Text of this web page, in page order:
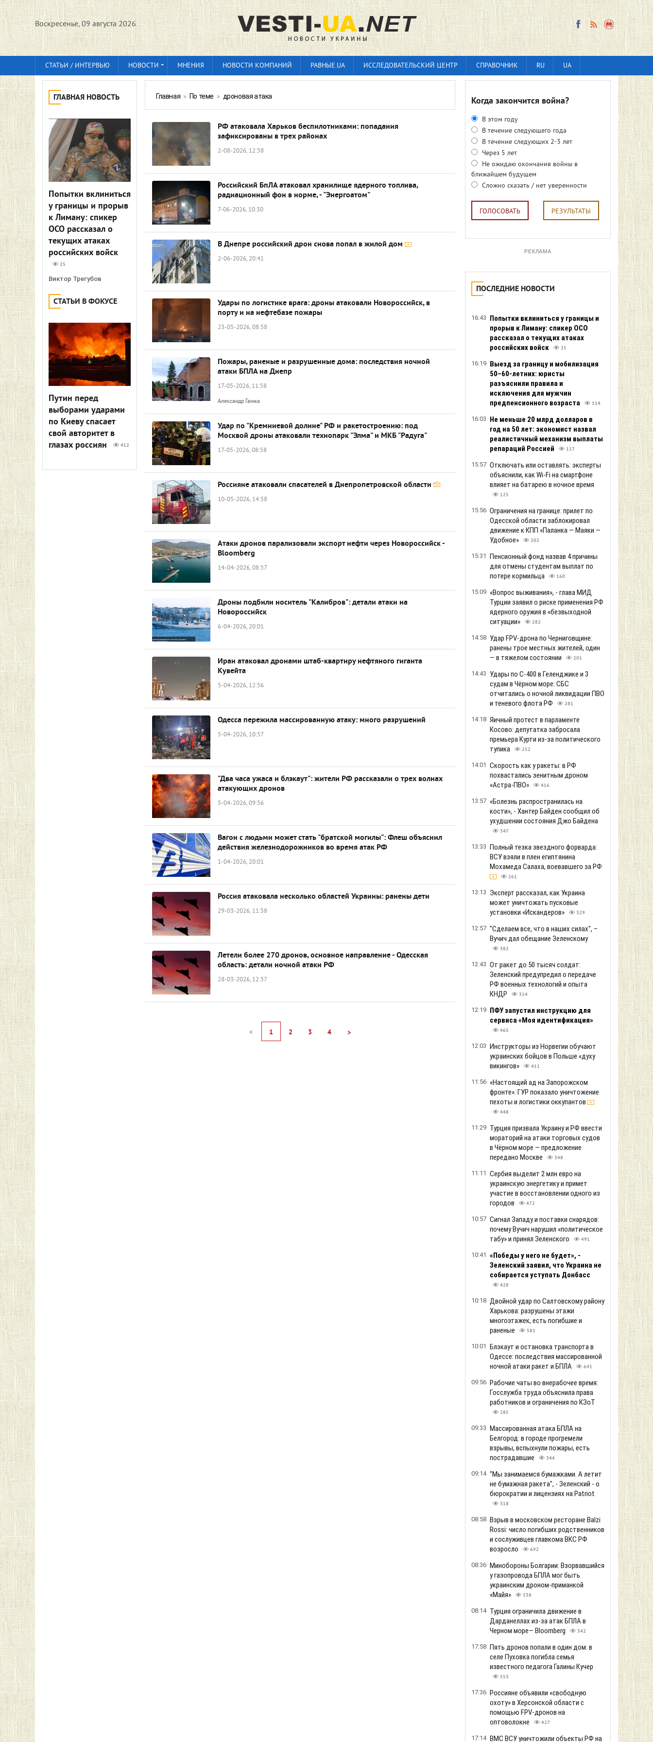
Воскресенье, 09 августа 2026
СТАТЬИ / ИНТЕРВЬЮ НОВОСТИ МНЕНИЯ НОВОСТИ КОМПАНИЙ РАВНЫЕ.UA ИССЛЕДОВАТЕЛЬСКИЙ ЦЕНТР СПРАВОЧНИК RU UA
ГЛАВНАЯ НОВОСТЬ
Попытки вклиниться
у границы и прорыв
к Лиману: спикер
ОСО рассказал о
текущих атаках
российских войск
25
Виктор Трегубов
СТАТЬИ В ФОКУСЕ
Путин перед
выборами ударами
по Киеву спасает
свой авторитет в
глазах россиян
412
Главная » По теме » дроновая атака
РФ атаковала Харьков беспилотниками: попадания
зафиксированы в трех районах
2-08-2026, 12:58
Российский БпЛА атаковал хранилище ядерного топлива,
радиационный фон в норме, - "Энергоатом"
7-06-2026, 10:30
В Днепре российский дрон снова попал в жилой дом
2-06-2026, 20:41
Удары по логистике врага: дроны атаковали Новороссийск, в
порту и на нефтебазе пожары
23-05-2026, 08:58
Пожары, раненые и разрушенные дома: последствия ночной
атаки БПЛА на Днепр
17-05-2026, 11:58
Александр Ганжа
Удар по "Кремниевой долине" РФ и ракетостроению: под
Москвой дроны атаковали технопарк "Элма" и МКБ "Радуга"
17-05-2026, 08:58
Россияне атаковали спасателей в Днепропетровской области
10-05-2026, 14:58
Атаки дронов парализовали экспорт нефти через Новороссийск -
Bloomberg
14-04-2026, 08:57
Дроны подбили носитель "Калибров": детали атаки на
Новороссийск
6-04-2026, 20:01
Иран атаковал дронами штаб-квартиру нефтяного гиганта
Кувейта
5-04-2026, 12:56
Одесса пережила массированную атаку: много разрушений
5-04-2026, 10:57
"Два часа ужаса и блэкаут": жители РФ рассказали о трех волнах
атакующих дронов
5-04-2026, 09:56
Вагон с людьми может стать "братской могилы": Флеш объяснил
действия железнодорожников во время атак РФ
1-04-2026, 20:01
Россия атаковала несколько областей Украины: ранены дети
29-03-2026, 11:58
Летели более 270 дронов, основное направление - Одесская
область: детали ночной атаки РФ
28-03-2026, 12:57
< 1 2 3 4 >
Когда закончится война?
В этом году
В течение следующего года
В течение следующих 2-3 лет
Через 5 лет
Не ожидаю окончания войны в
ближайшем будущем
Сложно сказать / нет уверенности
ГОЛОСОВАТЬ РЕЗУЛЬТАТЫ
РЕКЛАМА
ПОСЛЕДНИЕ НОВОСТИ
16:43 Попытки вклиниться у границы и
прорыв к Лиману: спикер ОСО
рассказал о текущих атаках
российских войск
25
16:19 Выезд за границу и мобилизация
50–60-летних: юристы
разъяснили правила и
исключения для мужчин
предпенсионного возраста
114
16:03 Не меньше 20 млрд долларов в
год на 50 лет: экономист назвал
реалистичный механизм выплаты
репараций Россией
117
15:57 Отключать или оставлять: эксперты
объяснили, как Wi-Fi на смартфоне
влияет на батарею в ночное время
125
15:56 Ограничения на границе: прилет по
Одесской области заблокировал
движение к КПП «Паланка — Маяки —
Удобное»
202
15:31 Пенсионный фонд назвав 4 причины
для отмены студентам выплат по
потере кормильца
160
15:09 «Вопрос выживания», - глава МИД
Турции заявил о риске применения РФ
ядерного оружия в «безвыходной
ситуации»
282
14:58 Удар FPV-дрона по Черниговщине:
ранены трое местных жителей, один
— в тяжелом состоянии
201
14:43 Удары по С-400 в Геленджике и 3
судам в Чёрном море: СБС
отчитались о ночной ликвидации ПВО
и теневого флота РФ
281
14:18 Яичный протест в парламенте
Косово: депутатка забросала
премьера Курти из-за политического
тупика
252
14:01 Скорость как у ракеты: в РФ
похвастались зенитным дроном
«Астра-ПВО»
416
13:57 «Болезнь распространилась на
кости», - Хантер Байден сообщил об
ухудшении состояния Джо Байдена
347
13:33 Полный тезка звездного форварда:
ВСУ взяли в плен египтянина
Мохамеда Салаха, воевавшего за РФ
261
13:13 Эксперт рассказал, как Украина
может уничтожать пусковые
установки «Искандеров»
329
12:57 "Сделаем все, что в наших силах", –
Вучич дал обещание Зеленскому
382
12:43 От ракет до 50 тысяч солдат:
Зеленский предупредил о передаче
РФ военных технологий и опыта
КНДР
314
12:19 ПФУ запустил инструкцию для
сервиса «Моя идентификация»
465
12:03 Инструкторы из Норвегии обучают
украинских бойцов в Польше «духу
викингов»
411
11:56 «Настоящий ад на Запорожском
фронте»: ГУР показало уничтожение
пехоты и логистики оккупантов
448
11:29 Турция призвала Украину и РФ ввести
мораторий на атаки торговых судов
в Чёрном море — предложение
передано Москве
348
11:11 Сербия выделит 2 млн евро на
украинскую энергетику и примет
участие в восстановлении одного из
городов
472
10:57 Сигнал Западу и поставки снарядов:
почему Вучич нарушил «политическое
табу» и принял Зеленского
491
10:41 «Победы у него не будет», -
Зеленский заявил, что Украина не
собирается уступать Донбасс
428
10:18 Двойной удар по Салтовскому району
Харькова: разрушены этажи
многоэтажек, есть погибшие и
раненые
581
10:01 Блэкаут и остановка транспорта в
Одессе: последствия массированной
ночной атаки ракет и БПЛА
641
09:56 Рабочие чаты во внерабочее время:
Госслужба труда объяснила права
работников и ограничения по КЗоТ
285
09:33 Массированная атака БПЛА на
Белгород: в городе прогремели
взрывы, вспыхнули пожары, есть
пострадавшие
344
09:14 "Мы занимаемся бумажками. А летит
не бумажная ракета", - Зеленский - о
бюрократии и лицензиях на Patriot
318
08:58 Взрыв в московском ресторане Balzi
Rossi: число погибших родственников
и сослуживцев главкома ВКС РФ
возросло
692
08:36 Минобороны Болгарии: Взорвавшийся
у газопровода БПЛА мог быть
украинским дроном-приманкой
«Майя»
338
08:14 Турция ограничила движение в
Дарданеллах из-за атак БПЛА в
Черном море— Bloomberg
342
17:58 Пять дронов попали в один дом: в
селе Пуховка погибла семья
известного педагога Галины Кучер
553
17:36 Россияне объявили «свободную
охоту» в Херсонской области с
помощью FPV-дронов на
оптоволокне
427
17:14 ВМС ВСУ уничтожили объекты РФ на